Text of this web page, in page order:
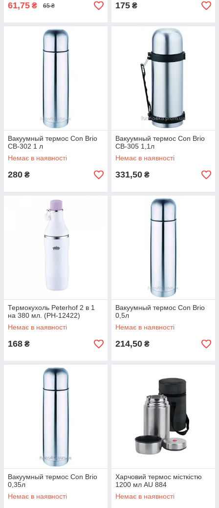
61,75 ₴ 65 ₴ 175 ₴
Вакуумный термос Con Brio
CB-302 1 л
Немає в наявності
280 ₴
Вакуумный термос Con Brio
CB-305 1,1л
Немає в наявності
331,50 ₴
Термокухоль Peterhof 2 в 1
на 380 мл. (PH-12422)
Немає в наявності
168 ₴
Вакуумный термос Con Brio
0,5л
Немає в наявності
214,50 ₴
Вакуумный термос Con Brio
0,35л
Немає в наявності
Харчовий термос місткістю
1200 мл AU 884
Немає в наявності